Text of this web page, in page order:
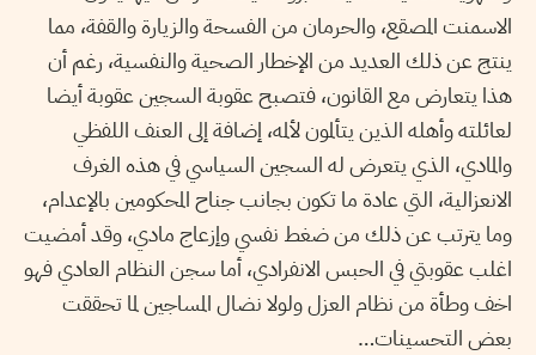
الاسمنت المصقع، والحرمان من الفسحة والزيارة والقفة، مما
ينتج عن ذلك العديد من الإخطار الصحية والنفسية، رغم أن
هذا يتعارض مع القانون، فتصبح عقوبة السجين عقوبة أيضا
لعائلته وأهله الذين يتألمون لألمه، إضافة إلى العنف اللفظي
والمادي، الذي يتعرض له السجين السياسي في هذه الغرف
الانعزالية، التي عادة ما تكون بجانب جناح المحكومين بالإعدام،
وما يترتب عن ذلك من ضغط نفسي وإزعاج مادي، وقد أمضيت
اغلب عقوبتي في الحبس الانفرادي، أما سجن النظام العادي فهو
اخف وطأة من نظام العزل ولولا نضال المساجين لما تحققت
بعض التحسينات…